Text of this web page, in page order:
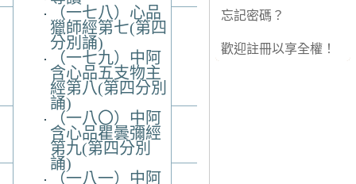
（一七八）心品
獵師經第七(第四
分別誦)
（一七九）中阿
含心品五支物主
經第八(第四分別
誦)
（一八〇）中阿
含心品瞿曇彌經
第九(第四分別
誦)
（一八一）中阿
忘記密碼？
歡迎註冊以享全權！